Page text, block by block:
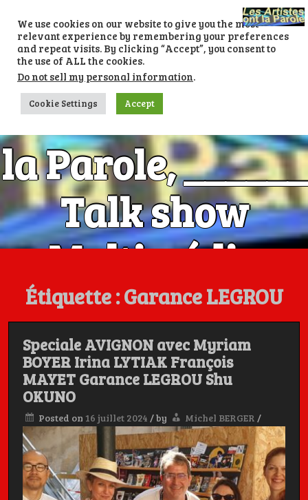
content
Les Artistes ont
la Parole, ______
Talk show
Multimédia
Numéro 1 avec
Charly, et
Michel BERGER
Les Artistes ont la Parole, c'est aussi dans la poche
Étiquette :Garance LEGROU
Speciale AVIGNON avec Myriam
BOYER Irina LYTIAK François
MAYET Garance LEGROU Shu
OKUNO
Posted on 16 juillet 2024 /by Michel BERGER /
We use cookies on our website to give you the most
relevant experience by remembering your preferences
and repeat visits. By clicking “Accept”, you consent to
the use of ALL the cookies.
Do not sell my personal information.
Cookie Settings Accept